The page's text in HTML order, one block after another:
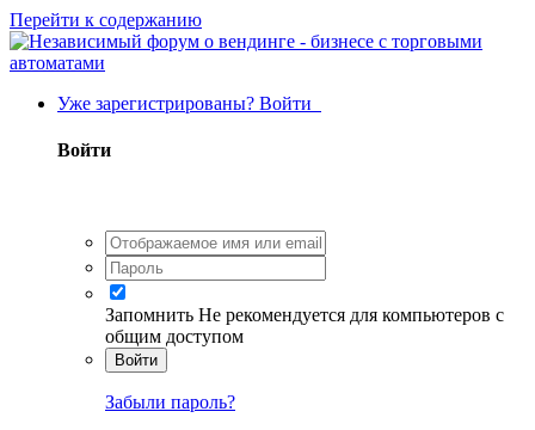
Перейти к содержанию
Уже зарегистрированы? Войти
Войти
Запомнить Не рекомендуется для компьютеров с
общим доступом
Войти
Забыли пароль?